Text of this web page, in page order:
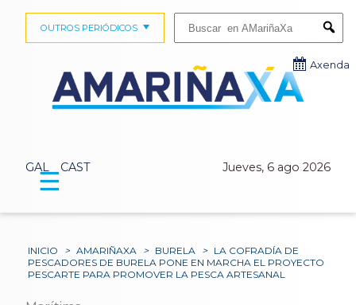
GAL CAST Jueves, 6 ago 2026
OUTROS PERIÓDICOS
Axenda
☰
INICIO > AMARIÑAXA > BURELA > LA COFRADÍA DE
PESCADORES DE BURELA PONE EN MARCHA EL PROYECTO
PESCARTE PARA PROMOVER LA PESCA ARTESANAL